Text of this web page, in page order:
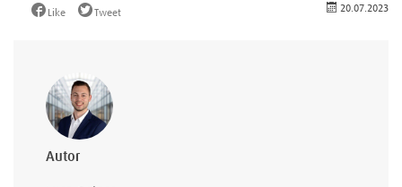
Like Tweet 20.07.2023
Autor